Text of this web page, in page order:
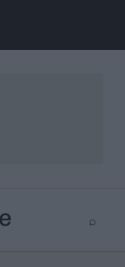
⌕